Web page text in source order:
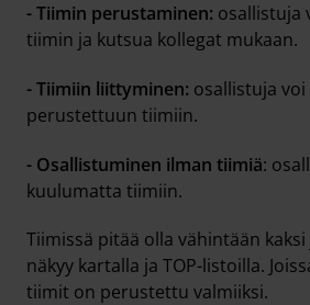
- Tiimin perustaminen: osallistuja
tiimin ja kutsua kollegat mukaan.
- Tiimiin liittyminen: osallistuja
perustettuun tiimiin.
- Osallistuminen ilman tiimiä:
kuulumatta tiimiin.
Tiimissä pitää olla vähintään
näkyy kartalla ja TOP-listoilla.
tiimit on perustettu valmiiksi.